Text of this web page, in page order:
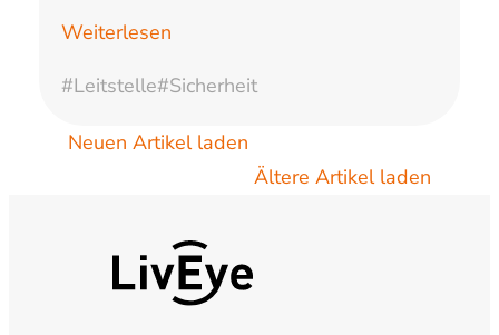
Weiterlesen
#Leitstelle#Sicherheit
Neuen Artikel laden
Ältere Artikel laden